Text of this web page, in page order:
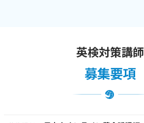
英検対策講師
募集要項